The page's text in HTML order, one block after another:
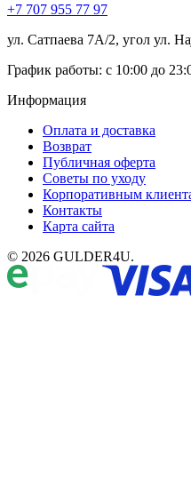
+7 707 955 77 97
ул. Сатпаева 7А/2, угол ул.
График работы: с 10:00 до
Информация
Оплата и доставка
Возврат
Публичная оферта
Советы по уходу
Корпоративным
Контакты
Карта сайта
© 2026 GULDER4U.